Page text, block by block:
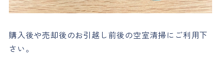
購入後や売却後のお引越し前後の空室清掃にご利用下
さい。